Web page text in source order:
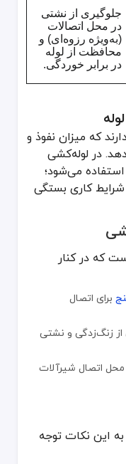
جلوگیری از نشتی
در محل اتصالات
(به‌ویژه رزوه‌ای) و
محافظت از لوله
در برابر خوردگی.
که میزان نفوذ و
در لوله‌کشی
استفاده می‌شود؛
کاری بستگی
که در کنار
برای اتصال
از زنگ‌زدگی و نشتی
محل اتصال شیرآلات
به این نکات توجه